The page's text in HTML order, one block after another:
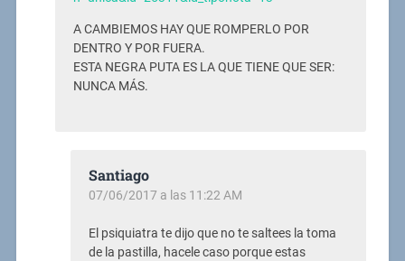
A CAMBIEMOS HAY QUE ROMPERLO POR
DENTRO Y POR FUERA.
ESTA NEGRA PUTA ES LA QUE TIENE QUE SER:
NUNCA MÁS.
Santiago
07/06/2017 a las 11:22 AM
El psiquiatra te dijo que no te saltees la toma
de la pastilla, hacele caso porque estas